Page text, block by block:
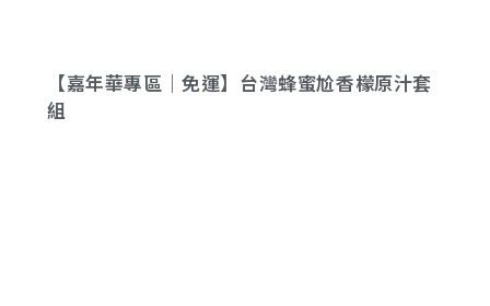
【嘉年華專區｜免運】台灣蜂蜜尬香檬原汁套
組